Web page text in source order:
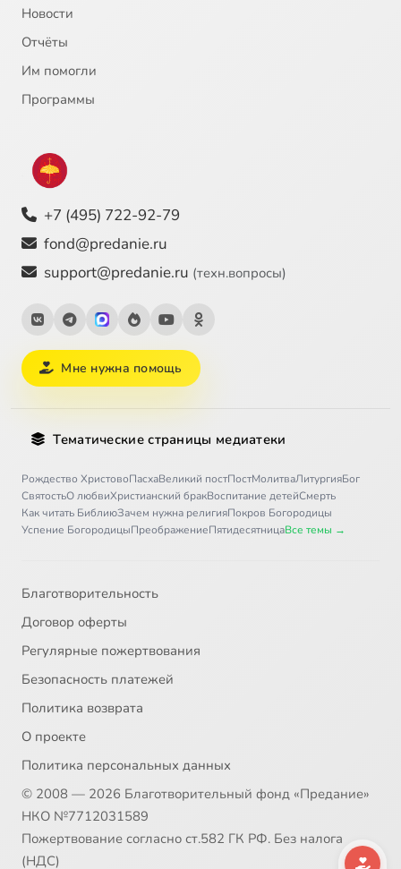
Новости
Отчёты
Им помогли
Программы
+7 (495) 722-92-79
fond@predanie.ru
support@predanie.ru (техн.вопросы)
Мне нужна помощь
Тематические страницы медиатеки
Рождество ХристовоПасхаВеликий постПостМолитваЛитургияБог
СвятостьО любвиХристианский бракВоспитание детейСмерть
Как читать БиблиюЗачем нужна религияПокров Богородицы
Успение БогородицыПреображениеПятидесятницаВсе темы →
Благотворительность
Договор оферты
Регулярные пожертвования
Безопасность платежей
Политика возврата
О проекте
Политика персональных данных
© 2008 — 2026 Благотворительный фонд «Предание»
НКО №7712031589
Пожертвование согласно ст.582 ГК РФ. Без налога
(НДС)